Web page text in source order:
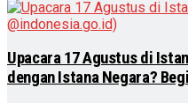
Upacara 17 Agustus di
dengan Istana Negara?